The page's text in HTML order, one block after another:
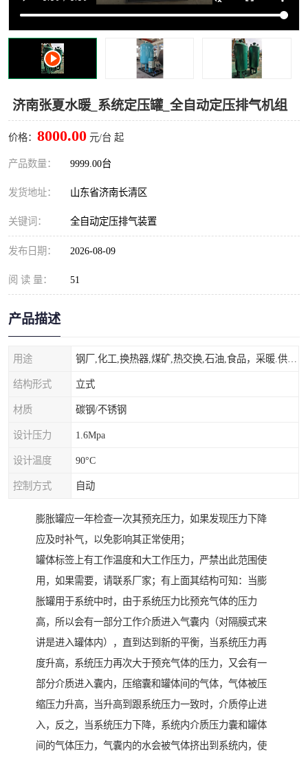
济南张夏水暖_系统定压罐_全自动定压排气机组
价格： 8000.00 元/台 起
产品数量： 9999.00台
发货地址： 山东省济南长清区
关键词： 全自动定压排气装置
发布日期： 2026-08-09
阅 读 量： 51
产品描述
用途
结构形式 立式
材质 碳钢/不锈钢
设计压力 1.6Mpa
设计温度 90°C
控制方式 自动
膨胀罐应一年检查一次其预充压力，如果发现压力下降
应及时补气，以免影响其正常使用；
罐体标签上有工作温度和大工作压力，严禁出此范围使
用，如果需要，请联系厂家；有上面其结构可知：当膨
胀罐用于系统中时，由于系统压力比预充气体的压力
高，所以会有一部分工作介质进入气囊内（对隔膜式来
讲是进入罐体内），直到达到新的平衡，当系统压力再
度升高，系统压力再次大于预充气体的压力，又会有一
部分介质进入囊内，压缩囊和罐体间的气体，气体被压
缩压力升高，当升高到跟系统压力一致时，介质停止进
入，反之，当系统压力下降，系统内介质压力囊和罐体
间的气体压力，气囊内的水会被气体挤出到系统内，使